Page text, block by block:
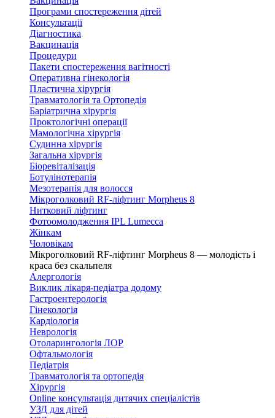
Програми спостереження дітей
Консультації
Діагностика
Вакцинація
Процедури
Пакети спостереження вагітності
Оперативна гінекологія
Пластична хірургія
Травматологія та Ортопедія
Баріатрична хірургія
Проктологічні операції
Мамологічна хірургія
Судинна хірургія
Загальна хірургія
Біоревіталізація
Ботулінотерапія
Мезотерапія для волосся
Мікроголковий RF-ліфтинг Morpheus 8
Нитковий ліфтинг
Фотоомолодження IPL Lumecca
Жінкам
Чоловікам
Мікроголковий RF-ліфтинг Morpheus 8 — молодість і
краса без скальпеля
Алергологія
Виклик лікаря-педіатра додому
Гастроентерологія
Гінекологія
Кардіологія
Неврологія
Отоларингологія ЛОР
Офтальмологія
Педіатрія
Травматологія та ортопедія
Хірургія
Online консультація дитячих спеціалістів
УЗД для дітей